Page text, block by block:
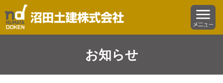
沼田土建株式会社 menu
お知らせ